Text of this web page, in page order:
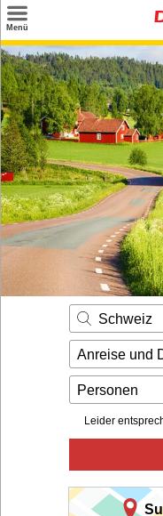
Menü
Suchen
Urlaubsziele
Weitere Urlaubsziele
Angebote
Inspiration
Kontakt
Gut zu wissen
Login
Schweiz
Anreise und
Personen
Leider